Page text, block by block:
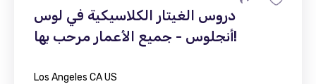
دروس الغيتار الكلاسيكية في لوس
أنجلوس - جميع الأعمار مرحب بها!
Los Angeles CA US